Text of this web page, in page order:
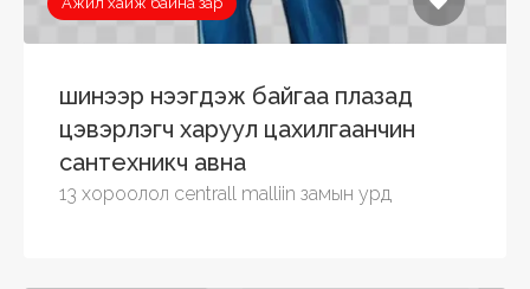
шинээр нээгдэж байгаа плазад
цэвэрлэгч харуул цахилгаанчин
сантехникч авна
13 хороолол centrall malliin замын урд